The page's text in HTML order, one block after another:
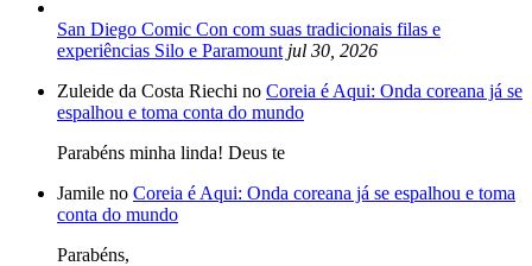
San Diego Comic Con com suas tradicionais filas e
experiências Silo e Paramount jul 30, 2026
Zuleide da Costa Riechi no Coreia é Aqui: Onda coreana já se
espalhou e toma conta do mundo
Parabéns minha linda! Deus te
Jamile no Coreia é Aqui: Onda coreana já se espalhou e toma
conta do mundo
Parabéns,